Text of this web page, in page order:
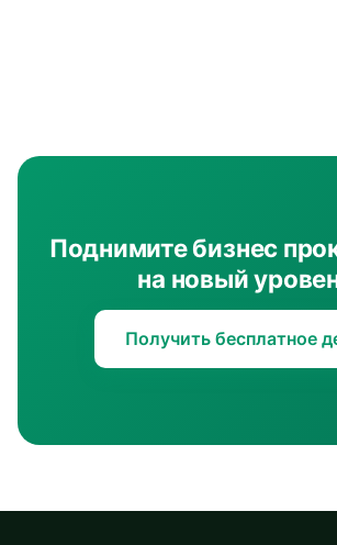
Поднимите бизнес
на новый
Получить бесплатное